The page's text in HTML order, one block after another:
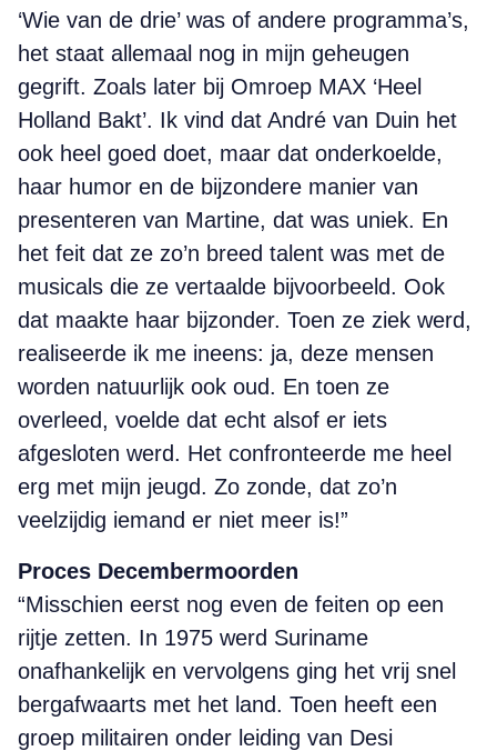
‘Wie van de drie’ was of andere programma’s,
het staat allemaal nog in mijn geheugen
gegrift. Zoals later bij Omroep MAX ‘Heel
Holland Bakt’. Ik vind dat André van Duin het
ook heel goed doet, maar dat onderkoelde,
haar humor en de bijzondere manier van
presenteren van Martine, dat was uniek. En
het feit dat ze zo’n breed talent was met de
musicals die ze vertaalde bijvoorbeeld. Ook
dat maakte haar bijzonder. Toen ze ziek werd,
realiseerde ik me ineens: ja, deze mensen
worden natuurlijk ook oud. En toen ze
overleed, voelde dat echt alsof er iets
afgesloten werd. Het confronteerde me heel
erg met mijn jeugd. Zo zonde, dat zo’n
veelzijdig iemand er niet meer is!”
Proces Decembermoorden
“Misschien eerst nog even de feiten op een
rijtje zetten. In 1975 werd Suriname
onafhankelijk en vervolgens ging het vrij snel
bergafwaarts met het land. Toen heeft een
groep militairen onder leiding van Desi